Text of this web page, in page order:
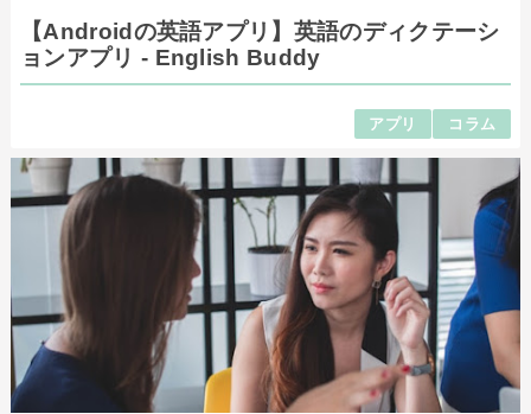
【Androidの英語アプリ】英語のディクテーシ
ョンアプリ - English Buddy
アプリ コラム